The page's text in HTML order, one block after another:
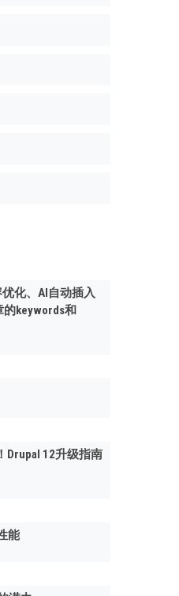
化、AI自动插入
keywords和
Drupal 12升级指南
能